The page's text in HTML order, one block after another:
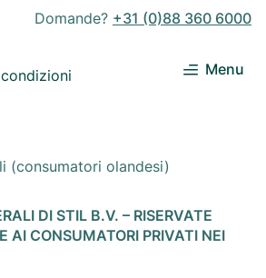
Domande? +31 (0)88 360 6000
Menu
(consumatori olandesi)
DI STIL B.V. – RISERVATE
AI CONSUMATORI PRIVATI NEI